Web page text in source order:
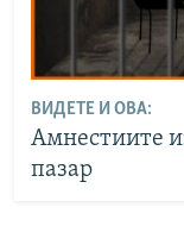
ВИДЕТЕ И ОВА:
Амнестиите
пазар